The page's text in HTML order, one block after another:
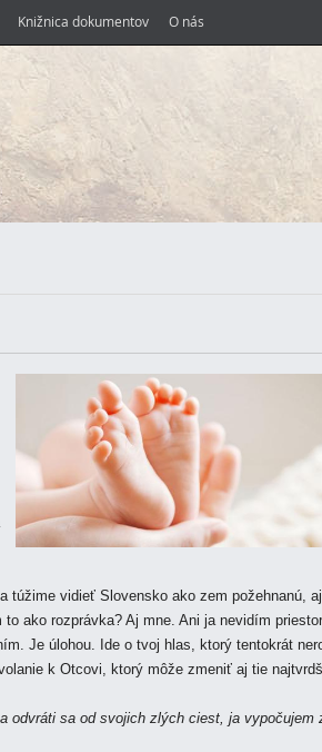
Knižnica dokumentov O nás
túžime vidieť Slovensko ako zem požehnanú,
ako rozprávka? Aj mne. Ani ja nevidím
Je úlohou. Ide o tvoj hlas, ktorý tentokrát
k Otcovi, ktorý môže zmeniť aj tie
odvráti sa od svojich zlých ciest, ja vypočujem